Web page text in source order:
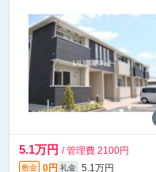
5.1万円 / 管理費 2100円
敷金 0円 礼金
5.1万円